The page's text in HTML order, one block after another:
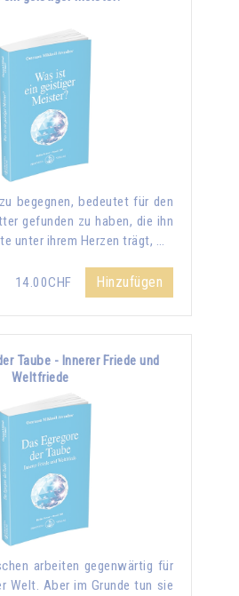
begegnen, bedeutet für den
gefunden zu haben, die ihn
unter ihrem Herzen trägt, …
14.00CHF Hinzufügen
Taube - Innerer Friede und
Weltfriede
arbeiten gegenwärtig für
Welt. Aber im Grunde tun sie